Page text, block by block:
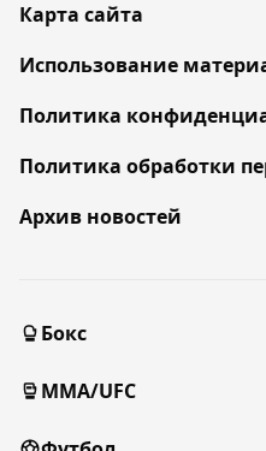
Карта сайта
Использование
Политика
Политика обработки
Архив новостей
Бокс
MMA/UFC